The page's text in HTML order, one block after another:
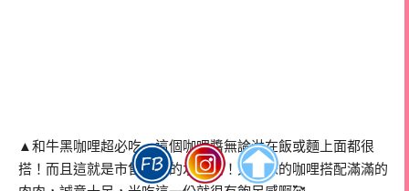
▲和牛黑咖哩超必吃，這個咖哩醬無論淋在飯或麵上面都很
搭！而且這就是市售咖哩的水準啊！大人味的咖哩搭配滿滿的